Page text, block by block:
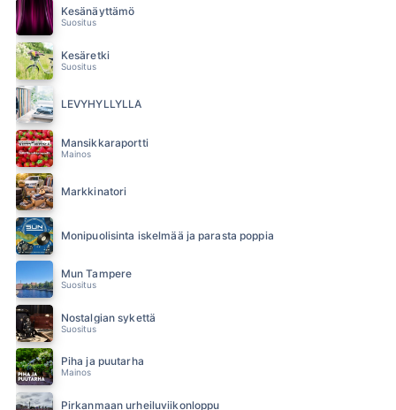
Kesänäyttämö
Suositus
Kesäretki
Suositus
LEVYHYLLYLLÄ
Mansikkaraportti
Mainos
Markkinatori
Monipuolisinta iskelmää ja parasta poppia
Mun Tampere
Suositus
Nostalgian sykettä
Suositus
Piha ja puutarha
Mainos
Pirkanmaan urheiluviikonloppu